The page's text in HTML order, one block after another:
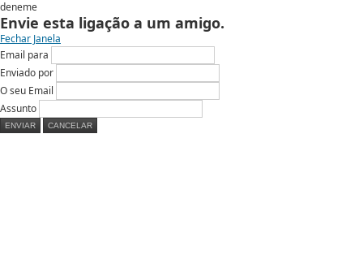
deneme
Envie esta ligação a um amigo.
Fechar Janela
Email para
Enviado por
O seu Email
Assunto
ENVIAR CANCELAR